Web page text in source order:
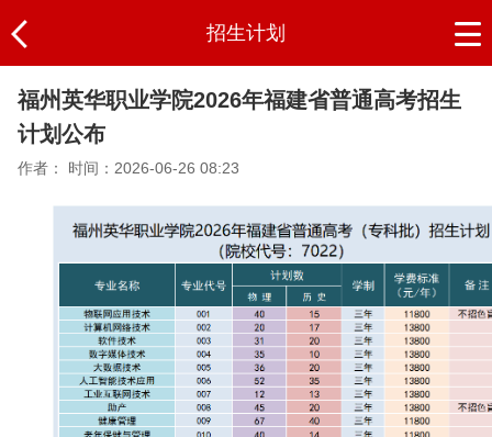
招生计划
福州英华职业学院2026年福建省普通高考招生
计划公布
作者： 时间：2026-06-26 08:23